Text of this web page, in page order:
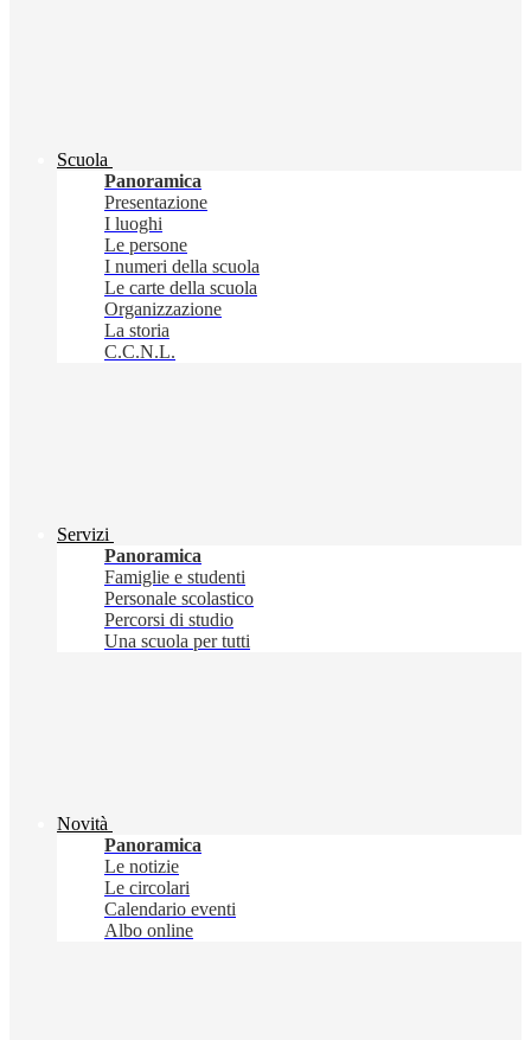
Scuola
Panoramica
Presentazione
I luoghi
Le persone
I numeri della scuola
Le carte della scuola
Organizzazione
La storia
C.C.N.L.
Servizi
Panoramica
Famiglie e studenti
Personale scolastico
Percorsi di studio
Una scuola per tutti
Novità
Panoramica
Le notizie
Le circolari
Calendario eventi
Albo online